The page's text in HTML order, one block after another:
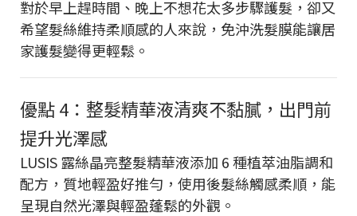
對於早上趕時間、晚上不想花太多步驟護髮，卻又
希望髮絲維持柔順感的人來說，免沖洗髮膜能讓居
家護髮變得更輕鬆。
優點 4：整髮精華液清爽不黏膩，出門前
提升光澤感
LUSIS 露絲晶亮整髮精華液添加 6 種植萃油脂調和
配方，質地輕盈好推勻，使用後髮絲觸感柔順，能
呈現自然光澤與輕盈蓬鬆的外觀。